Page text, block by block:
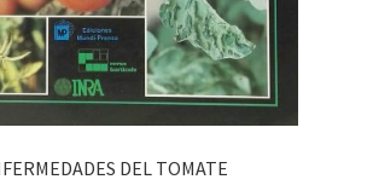
DEL TOMATE